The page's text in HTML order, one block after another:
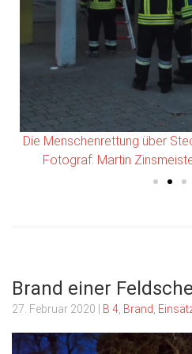
Die Menschenrettung über
Fotograf: Martin
Brand einer
27. Februar 2020 B 4, Brand,